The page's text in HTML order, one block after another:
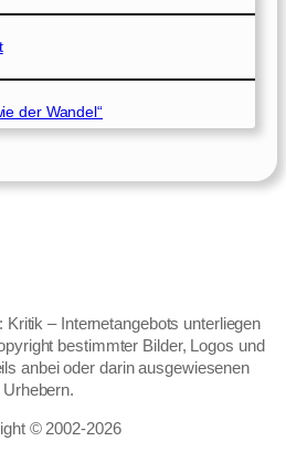
der Wandel“
Kritik – Internetangebots unterliegen
bestimmter Bilder, Logos und
anbei oder darin ausgewiesenen
Urhebern.
© 2002‑2026